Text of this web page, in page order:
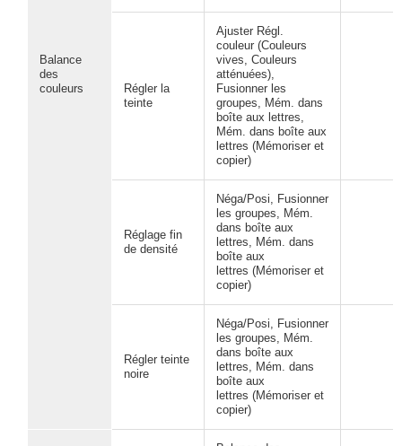
Balance
des
couleurs
Régler la
teinte
Ajuster Régl.
couleur (Couleurs
vives, Couleurs
atténuées),
Fusionner les
groupes, Mém. dans
boîte aux lettres,
Mém. dans boîte aux
lettres (Mémoriser et
copier)
Réglage fin
de densité
Néga/Posi, Fusionner
les groupes, Mém.
dans boîte aux
lettres, Mém. dans
boîte aux
lettres (Mémoriser et
copier)
Régler teinte
noire
Néga/Posi, Fusionner
les groupes, Mém.
dans boîte aux
lettres, Mém. dans
boîte aux
lettres (Mémoriser et
copier)